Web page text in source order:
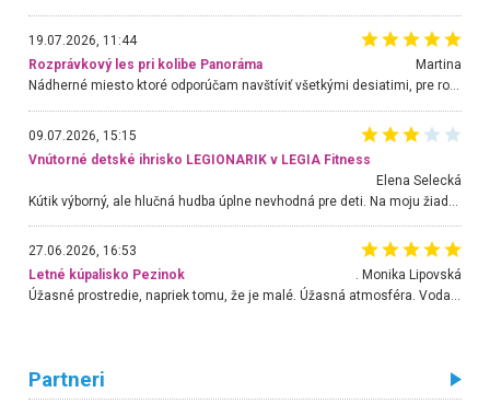
19.07.2026, 11:44
Rozprávkový les pri kolibe Panoráma
Martina
Nádherné miesto ktoré odporúčam navštíviť všetkými desiatimi, pre rodiny s deťmi, dôchodcom... Proste a jednoducho ozaj rozprávkový les.. určite ešte prídeme. Odniesli sme si na pamiatku krásne tričká,
09.07.2026, 15:15
Vnútorné detské ihrisko LEGIONARIK v LEGIA Fitness
Elena Selecká
27.06.2026, 16:53
Letné kúpalisko Pezinok
. Monika Lipovská
Úžasné prostredie, napriek tomu, že je malé. Úžasná atmosféra. Voda fantastická a nádherná. Ľudí je pomerne veľa, ale su mili a ohľaduplní. Je veľmi zaujímavé sledovať, ako dokážu spolu športovať cudzí ľudia a bez ohľadu na vek. Vládne tu pohoda. Vnuka neviem dostať z vody. Ďakujem za krásny deň . Urcite sa sem vrátim. Jediný problém je s parkovaním, ale aj ten sa mi podarilo vyriešiť. Monika Bratislava
Partneri